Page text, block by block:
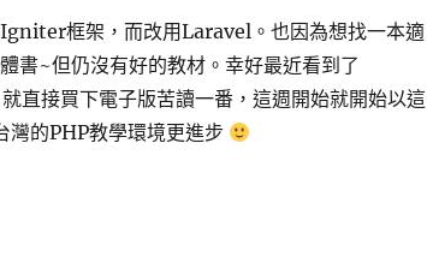
框架，而改用Laravel。也因為想找一本適
書~但仍沒有好的教材。幸好最近看到了
接買下電子版苦讀一番，這週開始就開始以這
灣的PHP教學環境更進步